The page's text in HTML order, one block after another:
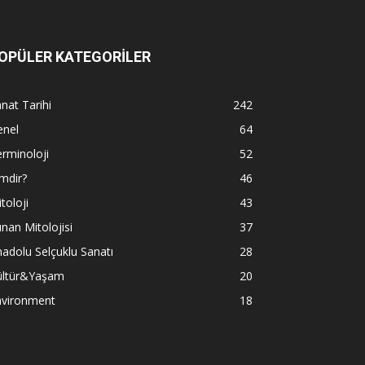
KATEGORİLER
Tarihi
242
64
52
46
43
Mitolojisi
37
Selçuklu Sanatı
28
20
18